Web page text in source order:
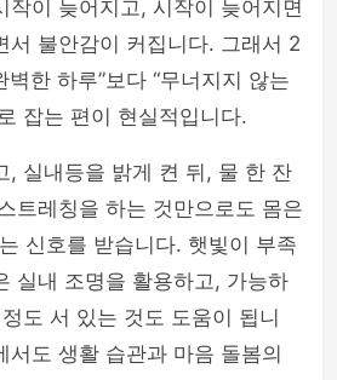
작이 늦어지고, 시작이 늦어지면
서 불안감이 커집니다. 그래서 2
한 하루”보다 “무너지지 않는
잡는 편이 현실적입니다.
, 실내등을 밝게 켠 뒤, 물 한 잔
트레칭을 하는 것만으로도 몸은
신호를 받습니다. 햇빛이 부족
실내 조명을 활용하고, 가능하
도 서 있는 것도 도움이 됩니
서도 생활 습관과 마음 돌봄의